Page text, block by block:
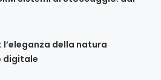
l’eleganza della natura
digitale